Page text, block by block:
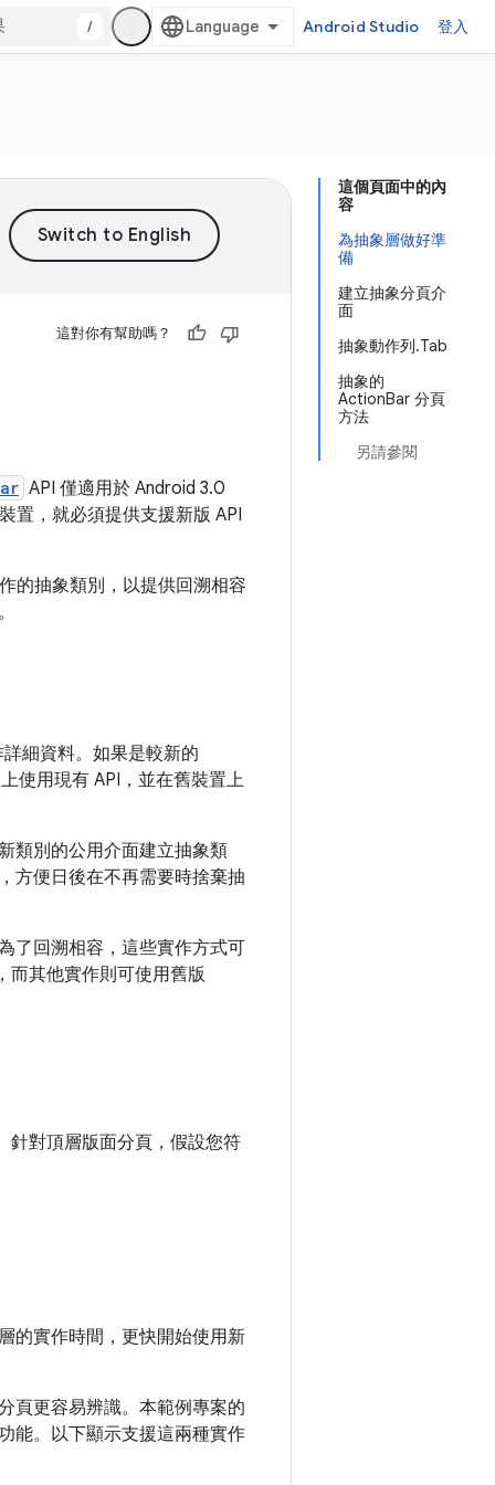
/ Android Studio 登入
這個頁面中的內
容
為抽象層做好準
備
建立抽象分頁介
面
抽象動作列.Tab
抽象的
ActionBar 分頁
方法
另請參閱
這對你有幫助嗎？
API 僅適用於 Android 3.0
置，就必須提供支援新版 API
的抽象類別，以提供回溯相容
細資料。如果是較新的
使用現有 API，並在舊裝置上
類別的公用介面建立抽象類
方便日後在不再需要時捨棄抽
了回溯相容，這些實作方式可
而其他實作則可使用舊版
針對頂層版面分頁，假設您符
的實作時間，更快開始使用新
頁更容易辨識。本範例專案的
能。以下顯示支援這兩種實作